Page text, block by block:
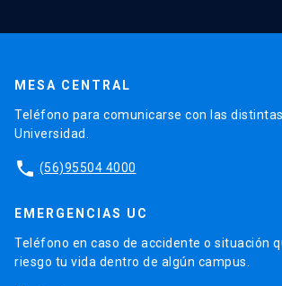
MESA CENTRAL
Teléfono para comunicarse con las
Universidad.
phone (56)95504 4000
EMERGENCIAS UC
Teléfono en caso de accidente o situación
riesgo tu vida dentro de algún campus.